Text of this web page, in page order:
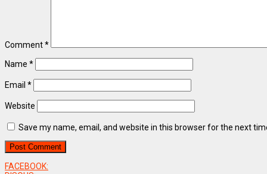
Comment*
Name *
Email *
Website
Save my name, email, and website in this browser for the next
FACEBOOK: